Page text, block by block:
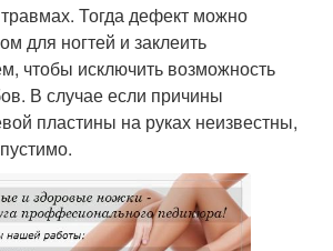
Тогда дефект можно
для ногтей и заклеить
чтобы исключить возможность
В случае если причины
пластины на руках неизвестны,